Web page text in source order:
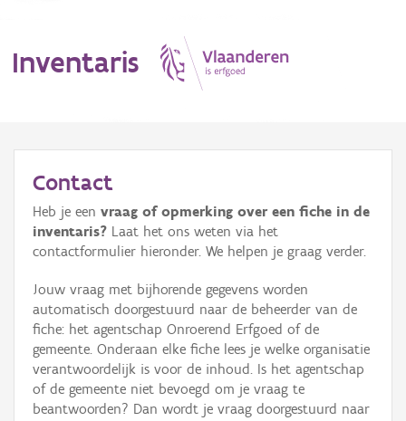
Inventaris
Erfgoedobject
Aanduidingsobject
Waarneming
Thema
Gebeurtenis
Persoon of collectief
Contact
Heb je een vraag of opmerking over een fiche in de
inventaris? Laat het ons weten via het
contactformulier hieronder. We helpen je graag verder.
Jouw vraag met bijhorende gegevens worden
automatisch doorgestuurd naar de beheerder van de
fiche: het agentschap Onroerend Erfgoed of de
gemeente. Onderaan elke fiche lees je welke organisatie
verantwoordelijk is voor de inhoud. Is het agentschap
of de gemeente niet bevoegd om je vraag te
beantwoorden? Dan wordt je vraag doorgestuurd naar